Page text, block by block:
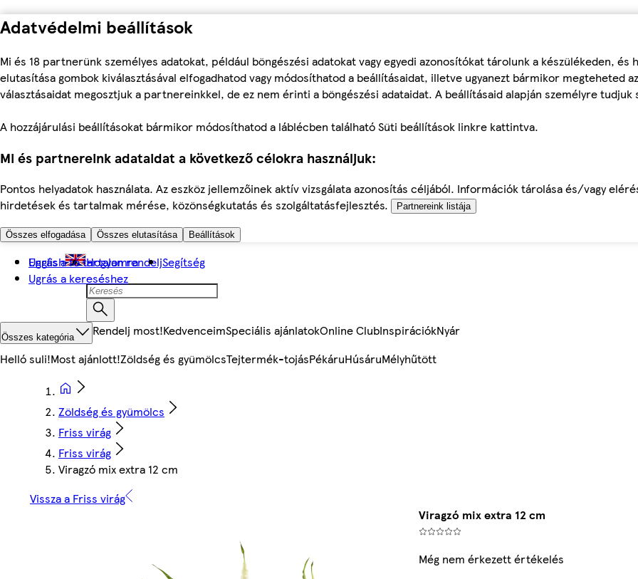
Adatvédelmi beállítások
Mi és 18 partnerünk személyes adatokat, például böngészési adatokat vagy egyedi azonosítókat tárolunk a készülékeden, és
elutasítása gombok kiválasztásával elfogadhatod vagy módosíthatod a beállításaidat, illetve ugyanezt bármikor megteheted az
választásaidat megosztjuk a partnereinkkel, de ez nem érinti a böngészési adataidat. A beállításaid alapján személyre tudjuk
A hozzájárulási beállításokat bármikor módosíthatod a láblécben található Süti beállítások linkre kattintva.
Mi és partnereink adataidat a következő célokra használjuk:
Pontos helyadatok használata. Az eszköz jellemzőinek aktív vizsgálata azonosítás céljából. Információk tárolása és/vagy
hirdetések és tartalmak mérése, közönségkutatás és szolgáltatásfejlesztés.
Partnereink listája
Összes elfogadása Összes elutasítása Beállítások
Ugrás a fő tartalomra
Ugrás a kereséshez
English Hogyan rendeljSegítség
Összes kategória Rendelj most!KedvenceimSpeciális ajánlatokOnline ClubInspirációkNyár
Helló suli!Most ajánlott!Zöldség és gyümölcsTejtermék-tojásPékáruHúsáruMélyhűtött
Zöldség és gyümölcs
Friss virág
Friss virág
Viragzó mix extra 12 cm
Vissza a Friss virág
Viragzó mix extra 12 cm
Még nem érkezett értékelés